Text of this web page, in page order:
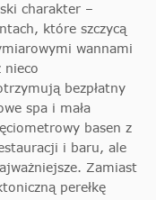
charakter –
które szczycą
wannami
nieco
bezpłatny
spa i mała
basen z
i baru, ale
Zamiast
perełkę